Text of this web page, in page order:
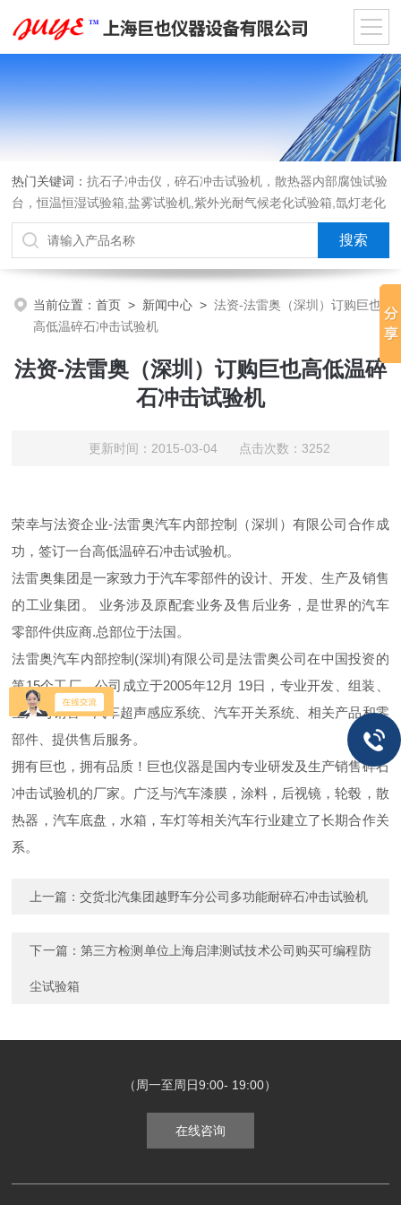
热门关键词：抗石子冲击仪，碎石冲击试验机，散热器内部腐蚀试验
台，恒温恒湿试验箱,盐雾试验机,紫外光耐气候老化试验箱,氙灯老化
试验箱，沙尘试验箱，淋雨试验箱，汽车内饰材料燃烧试验机
当前位置：首页 > 新闻中心 >法资-法雷奥（深圳）订购巨也
高低温碎石冲击试验机
法资-法雷奥（深圳）订购巨也高低温碎
石冲击试验机
更新时间：2015-03-04 点击次数：3252
荣幸与法资企业-法雷奥汽车内部控制（深圳）有限公司合作成
功，签订一台高低温碎石冲击试验机。
法雷奥集团是一家致力于汽车零部件的设计、开发、生产及销售
的工业集团。 业务涉及原配套业务及售后业务，是世界的汽车
零部件供应商.总部位于法国。
法雷奥汽车内部控制(深圳)有限公司是法雷奥公司在中国投资的
第15个工厂。公司成立于2005年12月 19日，专业开发、组装、
生产与销售一汽车超声感应系统、汽车开关系统、相关产品和零
部件、提供售后服务。
拥有巨也，拥有品质！巨也仪器是国内专业研发及生产销售碎石
冲击试验机的厂家。广泛与汽车漆膜，涂料，后视镜，轮毂，散
热器，汽车底盘，水箱，车灯等相关汽车行业建立了长期合作关
系。
上一篇：交货北汽集团越野车分公司多功能耐碎石冲击试验机
下一篇： 第三方检测单位上海启津测试技术公司购买可编程防
尘试验箱
（周一至周日9:00- 19:00）
在线咨询